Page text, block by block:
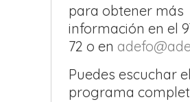
para obtener más
información en el
72 o en
Puedes escuchar el
programa